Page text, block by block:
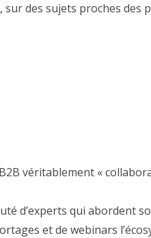
la
semaine
sur des sujets proches des
véritablement «
d’experts qui abordent
et de webinars